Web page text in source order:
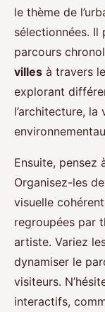
le thème de
sélectionnées. Il
parcours
villes à travers
explorant
l’architecture,
Ensuite, pensez
Organisez-les
visuelle
regroupées par
artiste. Variez
dynamiser le
visiteurs.
interactifs,